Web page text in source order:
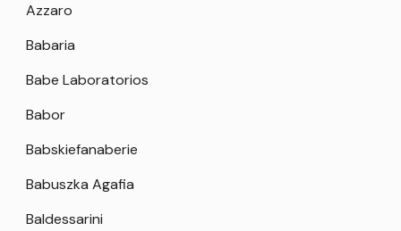
Azzaro
Babaria
Babe Laboratorios
Babor
Babskiefanaberie
Babuszka Agafia
Baldessarini